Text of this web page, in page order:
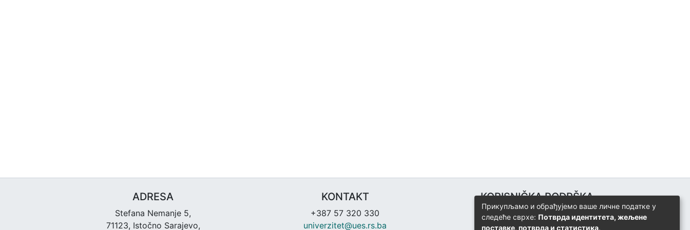
ADRESA
Stefana Nemanje 5,
71123, Istočno Sarajevo,
KONTAKT
+387 57 320 330
univerzitet@ues.rs.ba
KORISNIČKA PODRŠKA
Univerzitetski računarski centar
+387 57 320 140
Прикупљамо и обрађујемо ваше личне податке у
следеће сврхе: Потврда идентитета, жељене
поставке, потврда и статистика.